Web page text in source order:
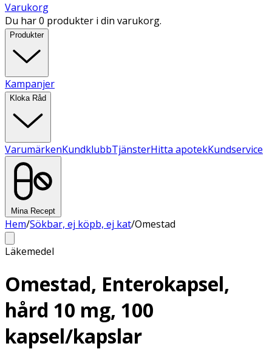
Varukorg
Du har 0 produkter i din varukorg.
Produkter
Kampanjer
Kloka Råd
VarumärkenKundklubbTjänsterHitta apotekKundservice
Mina Recept
Hem/Sökbar, ej köpb, ej kat/Omestad
Läkemedel
Omestad, Enterokapsel,
hård 10 mg, 100
kapsel/kapslar